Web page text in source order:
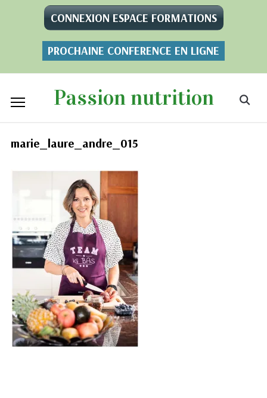
CONNEXION ESPACE FORMATIONS
PROCHAINE CONFERENCE EN LIGNE
Passion nutrition
marie_laure_andre_015